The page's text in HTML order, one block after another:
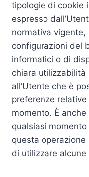
tipologie di cookie
espresso
normativa
configurazioni del
informatici o di
chiara utilizzabilità
all’Utente che è
preferenze
momento. È
qualsiasi
questa operazione
di utilizzare